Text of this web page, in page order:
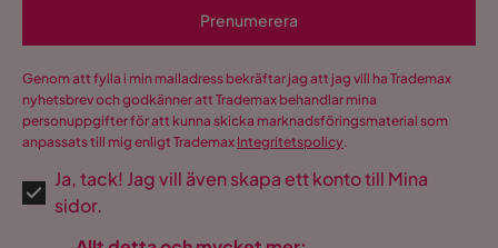
Prenumerera
Genom att fylla i min mailadress bekräftar jag att jag vill ha Trademax
nyhetsbrev och godkänner att Trademax behandlar mina
personuppgifter för att kunna skicka marknadsföringsmaterial som
anpassats till mig enligt Trademax Integritetspolicy.
Ja, tack! Jag vill även skapa ett konto till Mina
sidor.